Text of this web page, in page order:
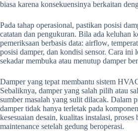
biasa karena konsekuensinya berkaitan
Pada tahap operasional, pastikan posisi
catatan dan pengukuran. Bila ada keluhan
pemeriksaan berbasis data: airflow,
posisi damper, dan kondisi sensor. Cara ini
sekadar membuka atau menutup damper
Damper yang tepat membantu sistem
Sebaliknya, damper yang salah pilih atau
sumber masalah yang sulit dilacak. Dalam
damper tidak hanya terletak pada
kesesuaian desain, kualitas instalasi,
maintenance setelah gedung beroperasi.